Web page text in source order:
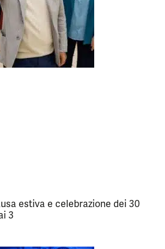
estiva e celebrazione dei 30
3